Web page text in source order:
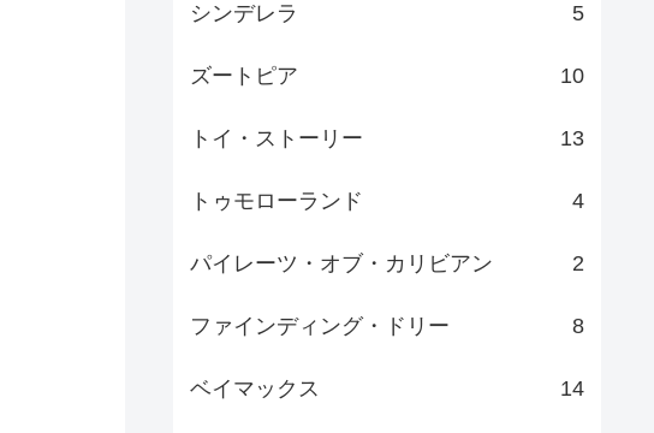
シンデレラ 5
ズートピア 10
トイ・ストーリー 13
トゥモローランド 4
パイレーツ・オブ・カリビアン 2
ファインディング・ドリー 8
ベイマックス 14